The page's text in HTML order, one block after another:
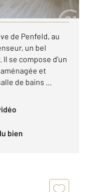
de Penfeld, au
un bel
se compose d'un
et
de bains ...
bien